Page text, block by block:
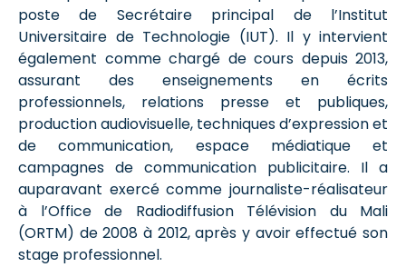
poste de Secrétaire principal de l’Institut
Universitaire de Technologie (IUT). Il y intervient
également comme chargé de cours depuis 2013,
assurant des enseignements en écrits
professionnels, relations presse et publiques,
production audiovisuelle, techniques d’expression et
de communication, espace médiatique et
campagnes de communication publicitaire. Il a
auparavant exercé comme journaliste-réalisateur
à l’Office de Radiodiffusion Télévision du Mali
(ORTM) de 2008 à 2012, après y avoir effectué son
stage professionnel.